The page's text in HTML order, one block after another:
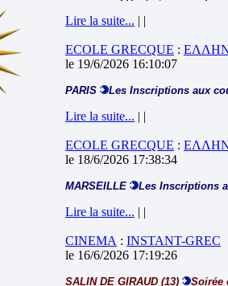
Lire la suite... | |
ECOLE GRECQUE :
le 19/6/2026 16:10:07
PARIS Les Inscriptions aux
Lire la suite... | |
ECOLE GRECQUE :
le 18/6/2026 17:38:34
MARSEILLE Les Inscriptions
Lire la suite... | |
CINEMA : INSTANT-GREC
le 16/6/2026 17:19:26
SALIN DE GIRAUD (13) Soirée